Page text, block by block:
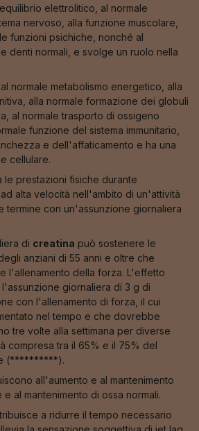
elettrolitico, al normale
nervoso, alla funzione muscolare,
funzioni psichiche, nonché al
denti normali, e svolge un ruolo nella
normale metabolismo energetico, alla
alla normale formazione dei globuli
al normale trasporto di ossigeno
funzione del sistema immunitario,
e dell'affaticamento e ha una
cellulare.
le prestazioni fisiche durante
alta velocità nell'ambito di un'attività
termine con un'assunzione giornaliera
di creatina può sostenere le
anziani di 55 anni e oltre che
l'allenamento della forza. L'effetto
giornaliera di 3 g di
con l'allenamento di forza, il cui
nel tempo e che dovrebbe
tre volte alla settimana per diverse
compresa tra il 65% e il 75% del
(**********).
all'aumento e al mantenimento
e al mantenimento di ossa normali.
a ridurre il tempo necessario